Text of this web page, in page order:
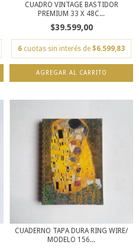
CUADRO VINTAGE BASTIDOR
PREMIUM 33 X 48C...
$39.599,00
6 cuotas sin interés de $6.599,83
CUADERNO TAPA DURA RING WIRE/
MODELO 156...